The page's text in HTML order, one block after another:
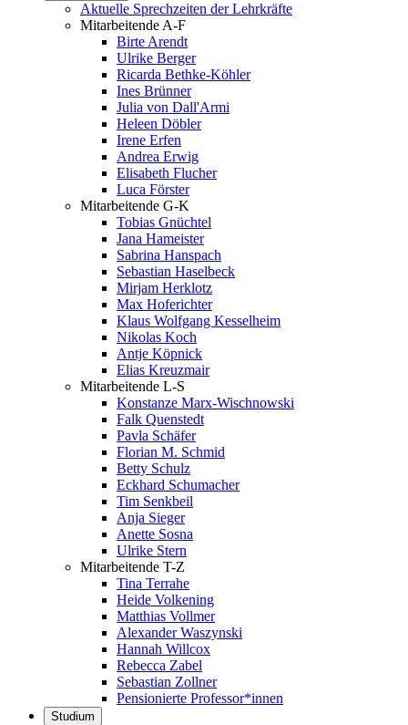
Aktuelle Sprechzeiten der Lehrkräfte
Mitarbeitende A-F
Birte Arendt
Ulrike Berger
Ricarda Bethke-Köhler
Ines Brünner
Julia von Dall'Armi
Heleen Döbler
Irene Erfen
Andrea Erwig
Elisabeth Flucher
Luca Förster
Mitarbeitende G-K
Tobias Gnüchtel
Jana Hameister
Sabrina Hanspach
Sebastian Haselbeck
Mirjam Herklotz
Max Hoferichter
Klaus Wolfgang Kesselheim
Nikolas Koch
Antje Köpnick
Elias Kreuzmair
Mitarbeitende L-S
Konstanze Marx-Wischnowski
Falk Quenstedt
Pavla Schäfer
Florian M. Schmid
Betty Schulz
Eckhard Schumacher
Tim Senkbeil
Anja Sieger
Anette Sosna
Ulrike Stern
Mitarbeitende T-Z
Tina Terrahe
Heide Volkening
Matthias Vollmer
Alexander Waszynski
Hannah Willcox
Rebecca Zabel
Sebastian Zollner
Pensionierte Professor*innen
Studium